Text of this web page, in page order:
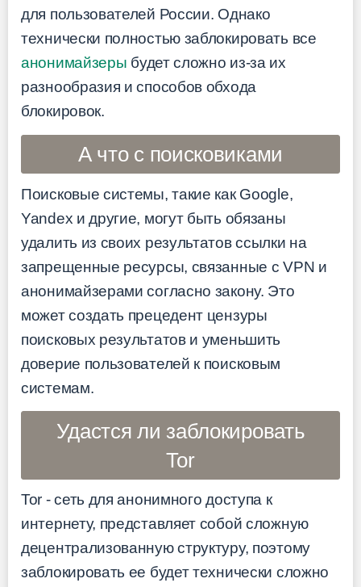
для пользователей России. Однако
технически полностью заблокировать все
анонимайзеры будет сложно из-за их
разнообразия и способов обхода
блокировок.
А что с поисковиками
Поисковые системы, такие как Google,
Yandex и другие, могут быть обязаны
удалить из своих результатов ссылки на
запрещенные ресурсы, связанные с VPN и
анонимайзерами согласно закону. Это
может создать прецедент цензуры
поисковых результатов и уменьшить
доверие пользователей к поисковым
системам.
Удастся ли заблокировать
Tor
Tor - сеть для анонимного доступа к
интернету, представляет собой сложную
децентрализованную структуру, поэтому
заблокировать ее будет технически сложно